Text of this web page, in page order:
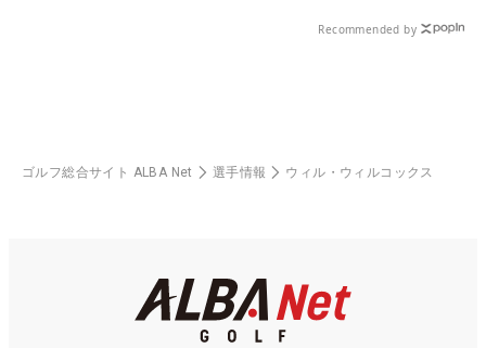
Recommended by
ゴルフ総合サイト ALBA Net 選手情報 ウィル・ウィルコックス